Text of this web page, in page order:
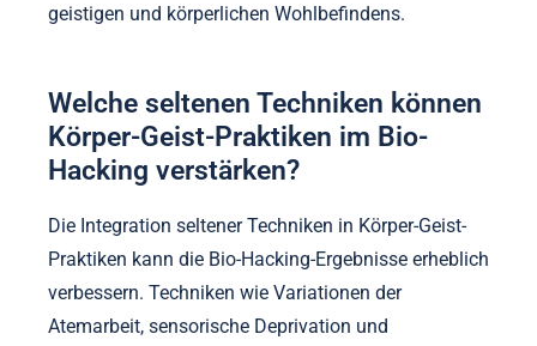
Virtuelle Realität taucht Benutzer in meditative
verbessert. Mobile Apps bieten geführte Sitzungen
und machen Praktiken jederzeit zugänglich.
Datenanalysen identifizieren Muster und erleichtern
maßgeschneiderte Ansätze zur Verbesserung des
geistigen und körperlichen Wohlbefindens.